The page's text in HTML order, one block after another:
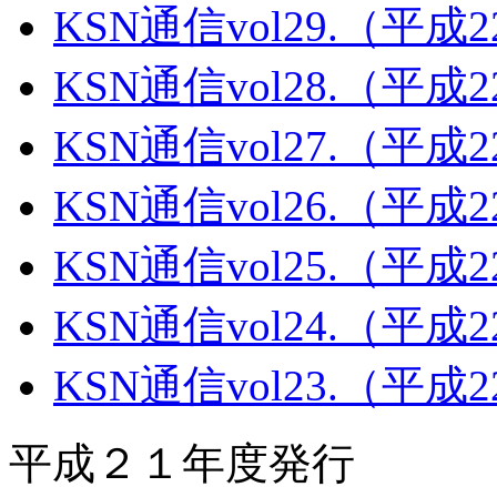
KSN通信vol29.（平成
KSN通信vol28.（平成
KSN通信vol27.（平成
KSN通信vol26.（平成
KSN通信vol25.（平成
KSN通信vol24.（平成
KSN通信vol23.（平成
平成２１年度発行